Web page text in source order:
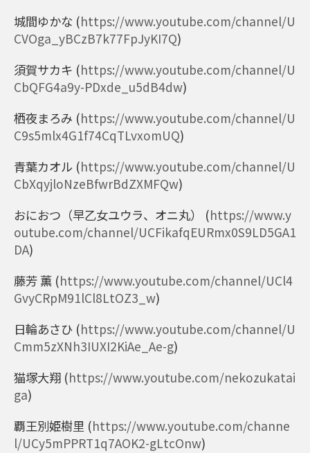
城間ゆかな (https://www.youtube.com/channel/U
CVOga_yBCzB7k77FpJyKI7Q)
須賀サカキ (https://www.youtube.com/channel/U
CbQFG4a9y-PDxde_u5dB4dw)
栖夜まろみ (https://www.youtube.com/channel/U
C9s5mlx4G1f74CqTLvxomUQ)
青葉カオル (https://www.youtube.com/channel/U
CbXqyjloNzeBfwrBdZXMFQw)
おにおつ（早乙女ユウラ、オニ丸）
(https://www.y
outube.com/channel/UCFikafqEURmx0S9LD5GA1
DA)
藤芳 薫 (https://www.youtube.com/channel/UCl4
GvyCRpM91lCl8LtOZ3_w)
日輪あさひ (https://www.youtube.com/channel/U
Cmm5zXNh3IUXI2KiAe_Ae-g)
猫塚大翔 (https://www.youtube.com/nekozukatai
ga)
覇王別姫樹里 (https://www.youtube.com/channe
l/UCy5mPPRT1q7AOK2-gLtcOnw)